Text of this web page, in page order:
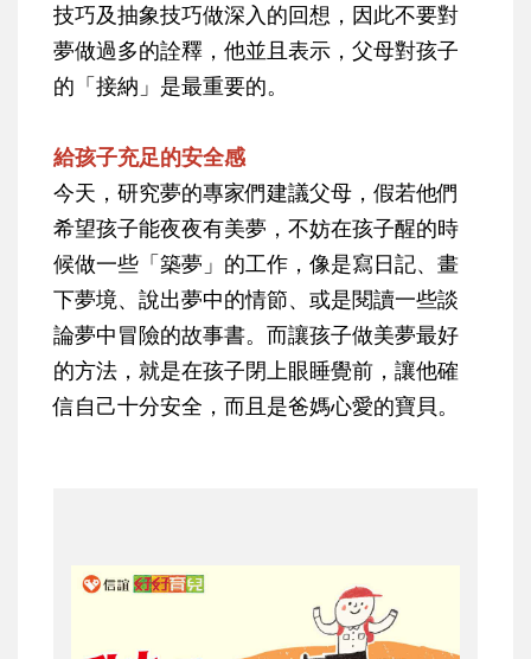
技巧及抽象技巧做深入的回想，因此不要對
夢做過多的詮釋，他並且表示，父母對孩子
的「接納」是最重要的。
給孩子充足的安全感
今天，研究夢的專家們建議父母，假若他們
希望孩子能夜夜有美夢，不妨在孩子醒的時
候做一些「築夢」的工作，像是寫日記、畫
下夢境、說出夢中的情節、或是閱讀一些談
論夢中冒險的故事書。而讓孩子做美夢最好
的方法，就是在孩子閉上眼睡覺前，讓他確
信自己十分安全，而且是爸媽心愛的寶貝。